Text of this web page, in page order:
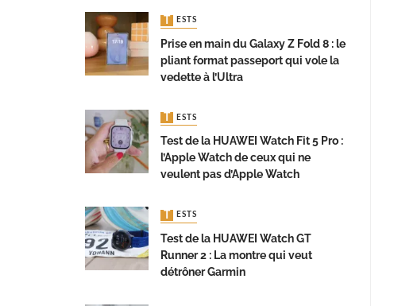
TESTS
Prise en main du Galaxy Z Fold 8 : le
pliant format passeport qui vole la
vedette à l’Ultra
TESTS
Test de la HUAWEI Watch Fit 5 Pro :
l’Apple Watch de ceux qui ne
veulent pas d’Apple Watch
TESTS
Test de la HUAWEI Watch GT
Runner 2 : La montre qui veut
détrôner Garmin